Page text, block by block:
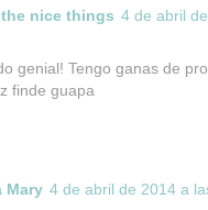
nice things 4 de abril
genial! Tengo ganas de
finde guapa
Mary 4 de abril de 2014 a